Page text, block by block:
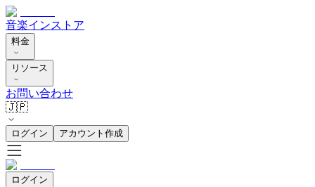
音楽インストア
料金
リソース
お問い合わせ
🇯🇵
ログイン アカウント作成
ログイン